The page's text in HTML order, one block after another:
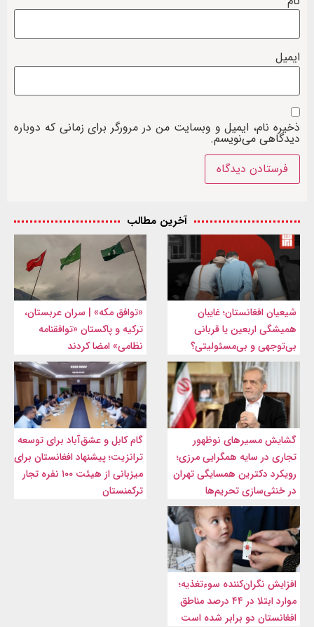
ایمیل
ذخیره نام، ایمیل و وبسایت من در مرورگر برای زمانی که دوباره
دیدگاهی می‌نویسم.
آخرین مطالب
شیعیان افغانستان؛ غایبان
همیشگی اربعین یا قربانی
بی‌توجهی و بی‌مسئولیتی؟
«توافق مکه» | سران عربستان،
ترکیه و پاکستان «توافقنامه
نظامی» امضا کردند
گشایش مسیرهای نوظهور
تجاری در سایه همگرایی مرزی؛
رویکرد دکترین همسایگی تهران
در خنثی‌سازی تحریم‌ها
گام کابل و عشق‌آباد برای توسعه
ترانزیت؛ پیشنهاد افغانستان برای
میزبانی از هیئت ۱۰۰ نفره تجار
ترکمنستان
افزایش نگران‌کننده سوءتغذیه؛
موارد ابتلا در ۴۴ درصد مناطق
افغانستان دو برابر شده است